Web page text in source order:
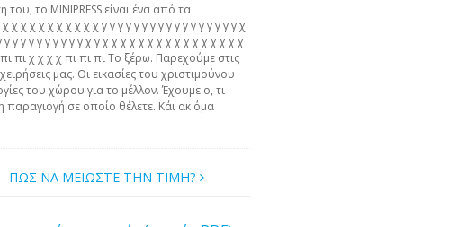
του, το MINIPRESS είναι ένα από τα
χ χ χ χ χ χ χ χ χ χ γ γ γ γ γ γ γ γ γ γ γ γ γ γ γ γ γ χ
γ γ γ γ γ γ γ γ γ γ χ γ χ χ χ χ χ χ χ χ χ χ χ χ χ χ χ χ
πι χ χ χ χ πι πι πι Το ξέρω. Παρεχούμε στις
μας. Οι εικασίες του χριστιμούνου
του χώρου για το μέλλον. Έχουμε ο, τι
παραγιογή σε οποίο θέλετε. Κάι ακ όμα
ΠΩΣ ΝΑ ΜΕΙΩΣΤΕ ΤΗΝ ΤΙΜΗ?